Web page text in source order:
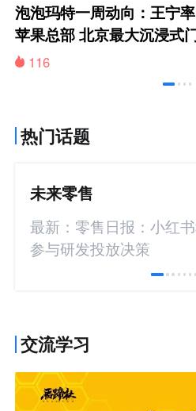
泡泡玛特一周动向：王宁
苹果总部 北京最大沉浸式
亮相
116
热门话题
未来零售
最新：零售日报：小红
参与研发投放决策
交流学习